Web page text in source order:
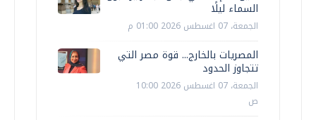
السماء ليلًا
الجمعة، 07 اغسطس 2026 01:00 م
المصريات بالخارج... قوة مصر التي
تتجاوز الحدود
الجمعة، 07 اغسطس 2026 10:00
ص